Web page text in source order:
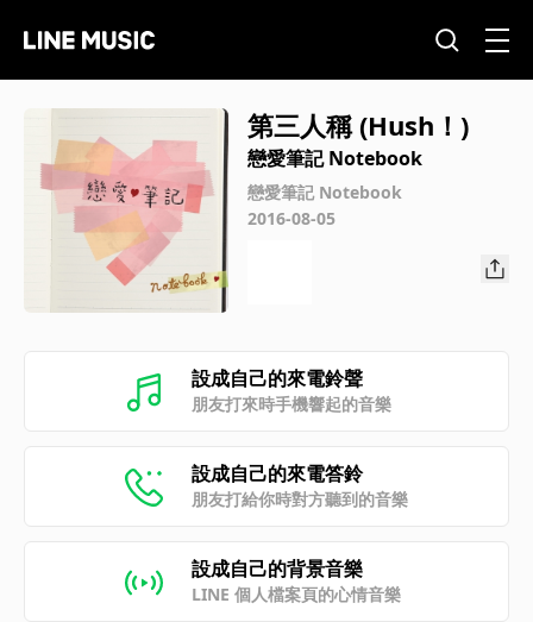
第三人稱 (Hush！)
戀愛筆記 Notebook
戀愛筆記 Notebook
2016-08-05
設成自己的來電鈴聲
朋友打來時手機響起的音樂
設成自己的來電答鈴
朋友打給你時對方聽到的音樂
設成自己的背景音樂
LINE 個人檔案頁的心情音樂